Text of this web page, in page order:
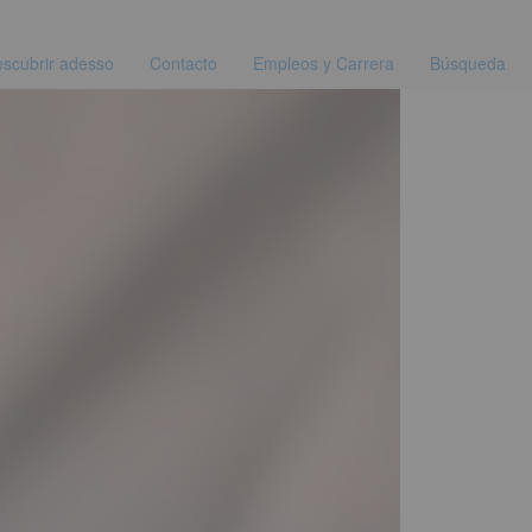
adesso Contacto Empleos y Carrera Búsqueda